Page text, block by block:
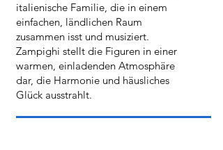
italienische Familie, die in einem
einfachen, ländlichen Raum
zusammen isst und musiziert.
Zampighi stellt die Figuren in einer
warmen, einladenden Atmosphäre
dar, die Harmonie und häusliches
Glück ausstrahlt.